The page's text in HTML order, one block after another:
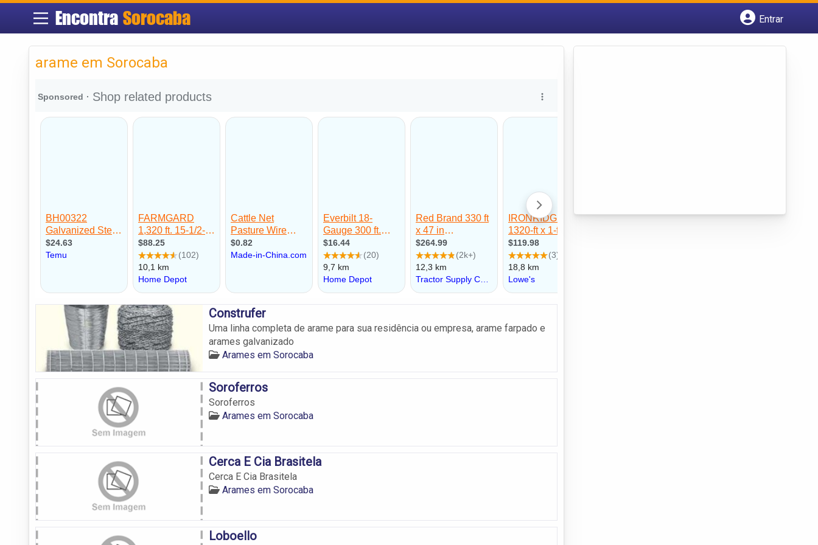
Encontra Sorocaba
Entrar
arame em Sorocaba
Construfer
Uma linha completa de arame para sua residência ou empresa, arame farpado e
arames galvanizado
Arames em Sorocaba
Soroferros
Soroferros
Arames em Sorocaba
Cerca E Cia Brasitela
Cerca E Cia Brasitela
Arames em Sorocaba
Loboello